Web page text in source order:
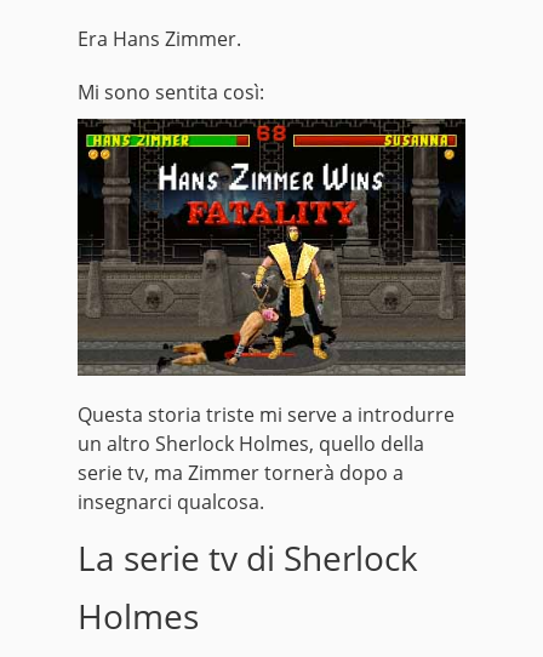
Era Hans Zimmer.
Mi sono sentita così:
Questa storia triste mi serve a introdurre
un altro Sherlock Holmes, quello della
serie tv, ma Zimmer tornerà dopo a
insegnarci qualcosa.
La serie tv di Sherlock
Holmes